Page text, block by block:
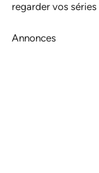
regarder vos
Annonces